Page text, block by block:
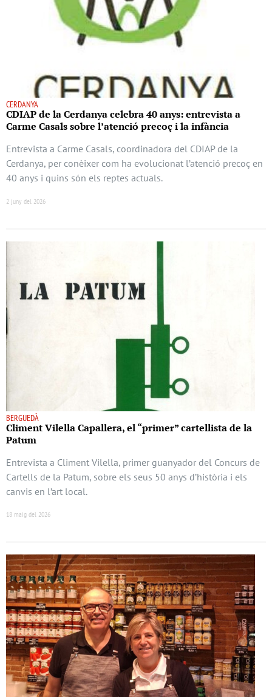
CERDANYA
CDIAP de la Cerdanya celebra 40 anys: entrevista a
Carme Casals sobre l’atenció precoç i la infància
Entrevista a Carme Casals, coordinadora del CDIAP de la
Cerdanya, per conèixer com ha evolucionat l’atenció precoç en
40 anys i quins són els reptes actuals.
2 juny del 2026
BERGUEDÀ
Climent Vilella Capallera, el “primer” cartellista de la
Patum
Entrevista a Climent Vilella, primer guanyador del Concurs de
Cartells de la Patum, sobre els seus 50 anys d’història i els
canvis en l’art local.
18 maig del 2026